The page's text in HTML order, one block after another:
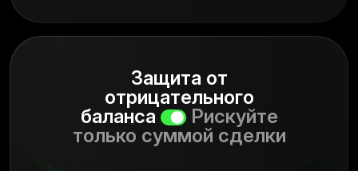
Защита от
отрицательного
баланса
Рискуйте
только суммой сделки